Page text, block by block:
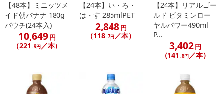
【48本】ミニッツメ
イド朝バナナ 180g
パウチ(24本入)
10,649円
（221 .9円／本）
【24本】い・ろ・
は・す 285mlPET
2,848円
（118.7円／本）
【24本】リアルゴー
ルド ビタミンロー
ヤルパワー490ml
P...
3,402円
（141 .8円／本）